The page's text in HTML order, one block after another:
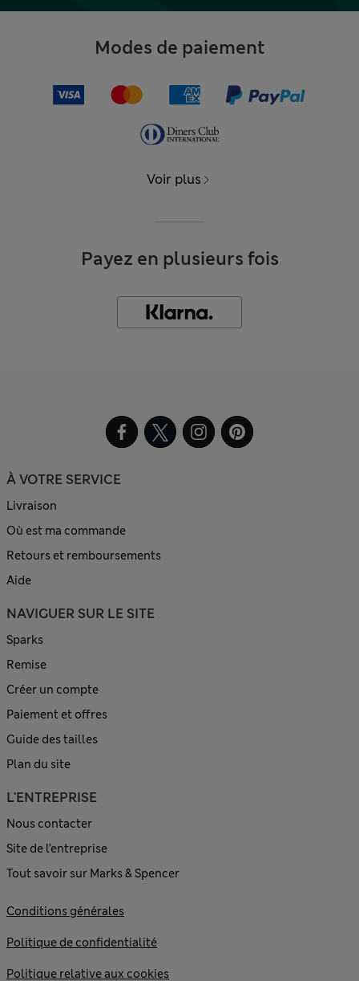
Modes de paiement
Voir plus
Payez en plusieurs fois
À VOTRE SERVICE
Livraison
Où est ma commande
Retours et remboursements
Aide
NAVIGUER SUR LE SITE
Sparks
Remise
Créer un compte
Paiement et offres
Guide des tailles
Plan du site
L'ENTREPRISE
Nous contacter
Site de l’entreprise
Tout savoir sur Marks & Spencer
Conditions générales
Politique de confidentialité
Politique relative aux cookies